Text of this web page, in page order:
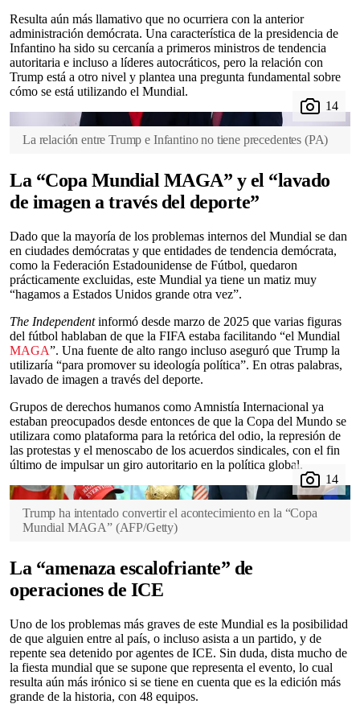
Resulta aún más llamativo que no ocurriera con la anterior
administración demócrata. Una característica de la presidencia de
Infantino ha sido su cercanía a primeros ministros de tendencia
autoritaria e incluso a líderes autocráticos, pero la relación con
Trump está a otro nivel y plantea una pregunta fundamental sobre
cómo se está utilizando el Mundial.
La relación entre Trump e Infantino no tiene precedentes (PA)
La “Copa Mundial MAGA” y el “lavado
de imagen a través del deporte”
Dado que la mayoría de los problemas internos del Mundial se dan
en ciudades demócratas y que entidades de tendencia demócrata,
como la Federación Estadounidense de Fútbol, quedaron
prácticamente excluidas, este Mundial ya tiene un matiz muy
“hagamos a Estados Unidos grande otra vez”.
The Independentinformó desde marzo de 2025 que varias figuras
del fútbol hablaban de que la FIFA estaba facilitando “el Mundial
MAGA”. Una fuente de alto rango incluso aseguró que Trump la
utilizaría “para promover su ideología política”. En otras palabras,
lavado de imagen a través del deporte.
Grupos de derechos humanos como Amnistía Internacional ya
estaban preocupados desde entonces de que la Copa del Mundo se
utilizara como plataforma para la retórica del odio, la represión de
las protestas y el menoscabo de los acuerdos sindicales, con el fin
último de impulsar un giro autoritario en la política global.
Trump ha intentado convertir el acontecimiento en la “Copa
Mundial MAGA” (AFP/Getty)
La “amenaza escalofriante” de
operaciones de ICE
Uno de los problemas más graves de este Mundial es la posibilidad
de que alguien entre al país, o incluso asista a un partido, y de
repente sea detenido por agentes de ICE. Sin duda, dista mucho de
la fiesta mundial que se supone que representa el evento, lo cual
resulta aún más irónico si se tiene en cuenta que es la edición más
grande de la historia, con 48 equipos.